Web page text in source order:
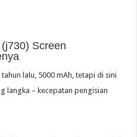
Screen
lalu, 5000 mAh, tetapi di sini
langka – kecepatan pengisian